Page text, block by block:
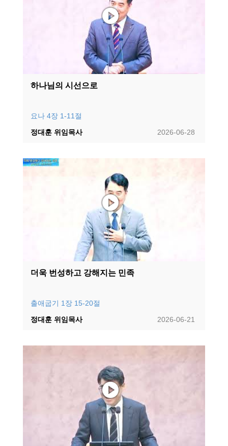
하나님의 시선으로
요나 4장 1-11절
2026-06-28
정대훈 위임목사
더욱 번성하고 강해지는 민족
출애굽기 1장 15-20절
2026-06-21
정대훈 위임목사